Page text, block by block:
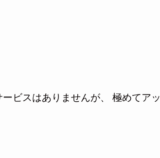
ビスはありませんが、 極めてアッ